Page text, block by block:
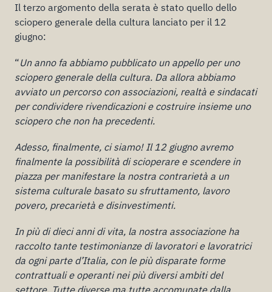
Il terzo argomento della serata è stato quello dello
sciopero generale della cultura lanciato per il 12
giugno:
“Un anno fa abbiamo pubblicato un appello per uno
sciopero generale della cultura. Da allora abbiamo
avviato un percorso con associazioni, realtà e sindacati
per condividere rivendicazioni e costruire insieme uno
sciopero che non ha precedenti.
Adesso, finalmente, ci siamo! Il 12 giugno avremo
finalmente la possibilità di scioperare e scendere in
piazza per manifestare la nostra contrarietà a un
sistema culturale basato su sfruttamento, lavoro
povero, precarietà e disinvestimenti.
In più di dieci anni di vita, la nostra associazione ha
raccolto tante testimonianze di lavoratori e lavoratrici
da ogni parte d’Italia, con le più disparate forme
contrattuali e operanti nei più diversi ambiti del